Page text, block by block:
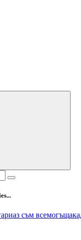
аз съм всемогъщ